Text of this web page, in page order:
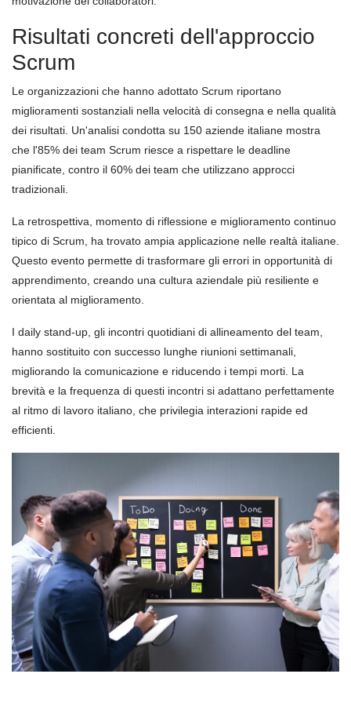
Risultati concreti dell'approccio
Scrum
Le organizzazioni che hanno adottato Scrum riportano
miglioramenti sostanziali nella velocità di consegna e nella qualità
dei risultati. Un'analisi condotta su 150 aziende italiane mostra
che l'85% dei team Scrum riesce a rispettare le deadline
pianificate, contro il 60% dei team che utilizzano approcci
tradizionali.
La retrospettiva, momento di riflessione e miglioramento continuo
tipico di Scrum, ha trovato ampia applicazione nelle realtà italiane.
Questo evento permette di trasformare gli errori in opportunità di
apprendimento, creando una cultura aziendale più resiliente e
orientata al miglioramento.
I daily stand-up, gli incontri quotidiani di allineamento del team,
hanno sostituito con successo lunghe riunioni settimanali,
migliorando la comunicazione e riducendo i tempi morti. La
brevità e la frequenza di questi incontri si adattano perfettamente
al ritmo di lavoro italiano, che privilegia interazioni rapide ed
efficienti.